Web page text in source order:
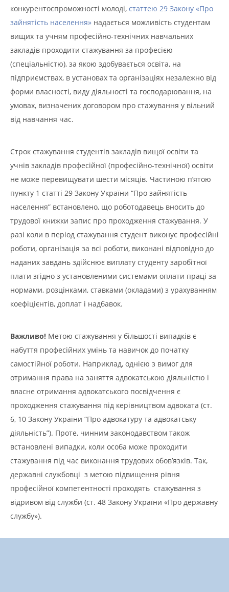
конкурентоспроможності молоді, статтею 29 Закону «Про
зайнятість населення» надається можливість студентам
вищих та учням професійно-технічних навчальних
закладів проходити стажування за професією
(спеціальністю), за якою здобувається освіта, на
підприємствах, в установах та організаціях незалежно від
форми власності, виду діяльності та господарювання, на
умовах, визначених договором про стажування у вільний
від навчання час.
Строк стажування студентів закладів вищої освіти та
учнів закладів професійної (професійно-технічної) освіти
не може перевищувати шести місяців. Частиною п’ятою
пункту 1 статті 29 Закону України “Про зайнятість
населення” встановлено, що роботодавець вносить до
трудової книжки запис про проходження стажування. У
разі коли в період стажування студент виконує професійні
роботи, організація за всі роботи, виконані відповідно до
наданих завдань здійснює виплату студенту заробітної
плати згідно з установленими системами оплати праці за
нормами, розцінками, ставками (окладами) з урахуванням
коефіцієнтів, доплат і надбавок.
Важливо! Метою стажування у більшості випадків є
набуття професійних умінь та навичок до початку
самостійної роботи. Наприклад, однією з вимог для
отримання права на заняття адвокатською діяльністю і
власне отримання адвокатського посвідчення є
проходження стажування під керівництвом адвоката (ст.
6, 10 Закону України “Про адвокатуру та адвокатську
діяльність”). Проте, чинним законодавством також
встановлені випадки, коли особа може проходити
стажування під час виконання трудових обов’язків. Так,
державні службовці з метою підвищення рівня
професійної компетентності проходять стажування з
відривом від служби (ст. 48 Закону України «Про державну
службу»).